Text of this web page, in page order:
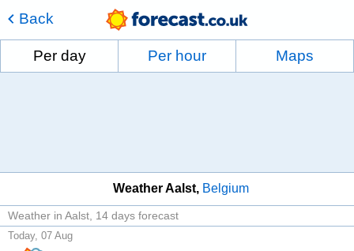
Back
Per day Per hour Maps
Weather Aalst Belgium
Weather in Aalst 14 days forecast
Today, 07 Aug